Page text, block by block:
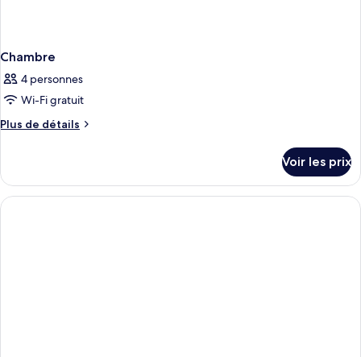
Chambre
4 personnes
Wi-Fi gratuit
Plus de détails
Plus
le
type
de
Voir les prix